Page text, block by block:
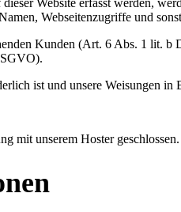
Webseitenzugriffe und
Kunden (Art. 6 Abs. 1 lit. b
ist und unsere Weisungen in
mit unserem Hoster geschlossen.